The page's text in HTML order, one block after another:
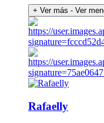
+ Ver más - Ver
Rafaelly